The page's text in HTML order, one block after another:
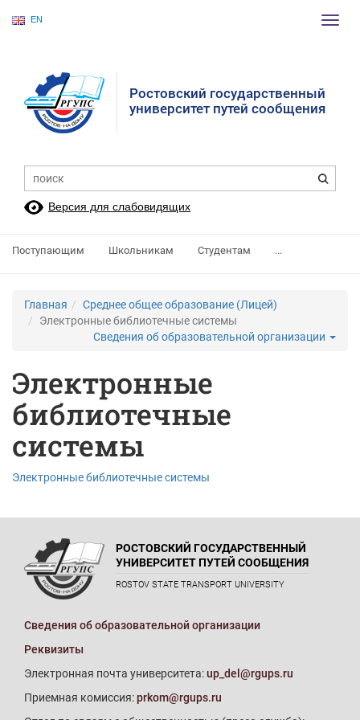
EN
Ростовский государственный
университет путей сообщения
Версия для слабовидящих
Поступающим Школьникам Студентам ...
Главная
Среднее общее образование (Лицей)
Электронные библиотечные системы
Сведения об образовательной организации
Электронные
библиотечные
системы
Электронные библиотечные системы
РОСТОВСКИЙ ГОСУДАРСТВЕННЫЙ
УНИВЕРСИТЕТ ПУТЕЙ СООБЩЕНИЯ
ROSTOV STATE TRANSPORT UNIVERSITY
Сведения об образовательной организации
Реквизиты
Электронная почта университета:up_del@rgups.ru
Приемная комиссия:prkom@rgups.ru